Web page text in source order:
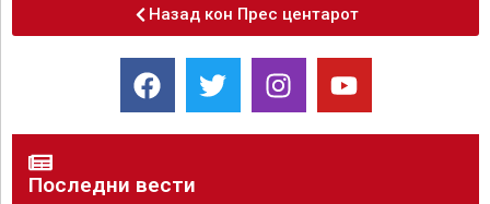
Назад кон Прес центарот
Последни вести